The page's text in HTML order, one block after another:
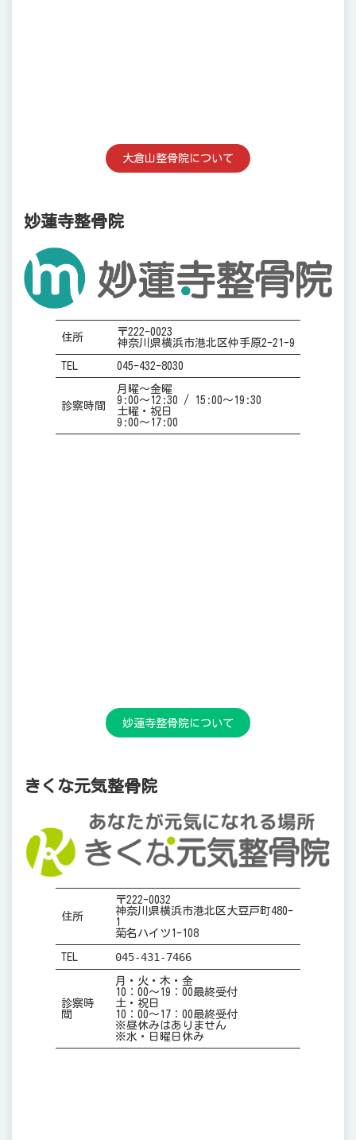
大倉山整骨院について
妙蓮寺整骨院
住所
〒222-0023
神奈川県横浜市港北区仲手原2-21-9
TEL 045-432-8030
診察時間
月曜～金曜
9:00～12:30 / 15:00～19:30
土曜・祝日
9:00～17:00
妙蓮寺整骨院について
きくな元気整骨院
住所
〒222-0032
神奈川県横浜市港北区大豆戸町480-
1
菊名ハイツ1-108
TEL 045-431-7466
診察時
間
月・火・木・金
10：00～19：00最終受付
土・祝日
10：00～17：00最終受付
※昼休みはありません
※水・日曜日休み